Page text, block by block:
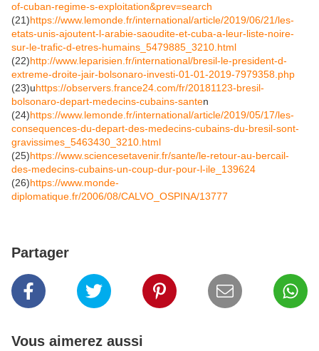
of-cuban-regime-s-exploitation&prev=search
(21)https://www.lemonde.fr/international/article/2019/06/21/les-
etats-unis-ajoutent-l-arabie-saoudite-et-cuba-a-leur-liste-noire-
sur-le-trafic-d-etres-humains_5479885_3210.html
(22)http://www.leparisien.fr/international/bresil-le-president-d-
extreme-droite-jair-bolsonaro-investi-01-01-2019-7979358.php
(23)uhttps://observers.france24.com/fr/20181123-bresil-
bolsonaro-depart-medecins-cubains-santen
(24)https://www.lemonde.fr/international/article/2019/05/17/les-
consequences-du-depart-des-medecins-cubains-du-bresil-sont-
gravissimes_5463430_3210.html
(25)https://www.sciencesetavenir.fr/sante/le-retour-au-bercail-
des-medecins-cubains-un-coup-dur-pour-l-ile_139624
(26)https://www.monde-
diplomatique.fr/2006/08/CALVO_OSPINA/13777
Partager
Vous aimerez aussi